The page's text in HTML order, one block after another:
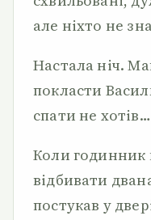
але ніхто не
Настала ніч.
покласти
спати не хотів…
Коли годинник
відбивати
постукав у